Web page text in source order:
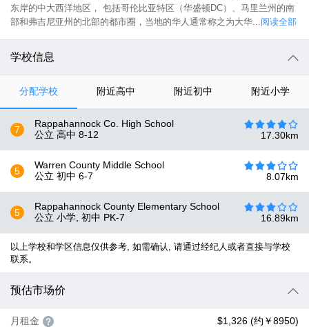
东岸的中大西洋地区， 包括哥伦比亚特区（华盛顿DC）、马里兰州的南
部和弗吉尼亚州的北部的都市圈，当地的华人通常称之为大华...阅读全部
学校信息
分配学校 附近高中 附近初中 附近小学
7
Rappahannock Co. High School
公立 高中 8-12 17.30km
5
Warren County Middle School
公立 初中 6-7 8.07km
5
Rappahannock County Elementary School
公立 小学, 初中 PK-7 16.89km
以上学校和学区信息仅供参考, 如需确认, 请通过经纪人或者直接与学校
联系。
预估市场价
月租金 $1,326 (约￥8950)